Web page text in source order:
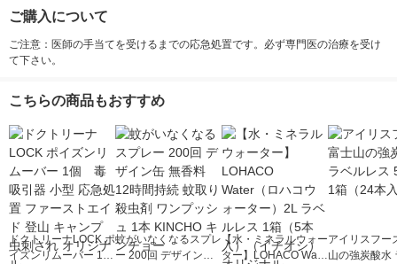
ご購入について
ご注意：医師の手当てを受けるまでの応急処置です。必ず専門医の治療を受け
て下さい。
こちらの商品もおすすめ
ドクトリーナLOCK ポ
イズンリムーバー 1
蚊がいなくなるスプレ
ー 200回 デザイン缶
【水・ミネラルウォー
ター】LOHACO Wate
アイリスフー
山の強炭酸水